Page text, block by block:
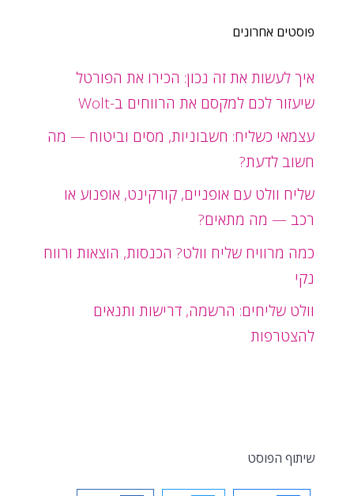
פוסטים אחרונים
איך לעשות את זה נכון: הכירו את הפורטל
שיעזור לכם למקסם את הרווחים ב-Wolt
עצמאי כשליח: חשבוניות, מסים וביטוח — מה
חשוב לדעת?
שליח וולט עם אופניים, קורקינט, אופנוע או
רכב — מה מתאים?
כמה מרוויח שליח וולט? הכנסות, הוצאות ורווח
נקי
וולט שליחים: הרשמה, דרישות ותנאים
להצטרפות
שיתוף הפוסט